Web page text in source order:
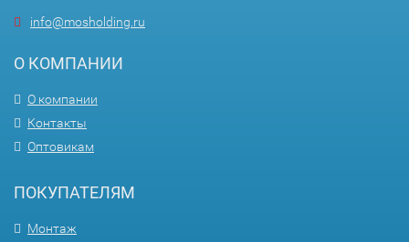
info@mosholding.ru
О КОМПАНИИ
О компании
Контакты
Оптовикам
ПОКУПАТЕЛЯМ
Монтаж